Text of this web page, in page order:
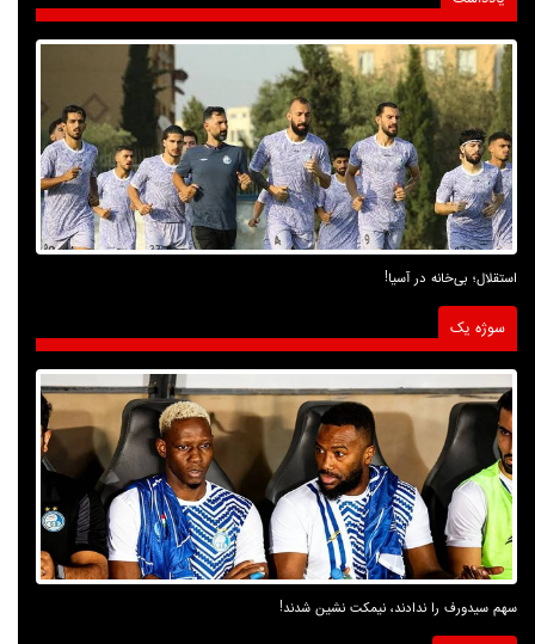
استقلال؛ بی‌خانه در آسیا!
سوژه یک
سهم سیدورف را ندادند، نیمکت نشین شدند!